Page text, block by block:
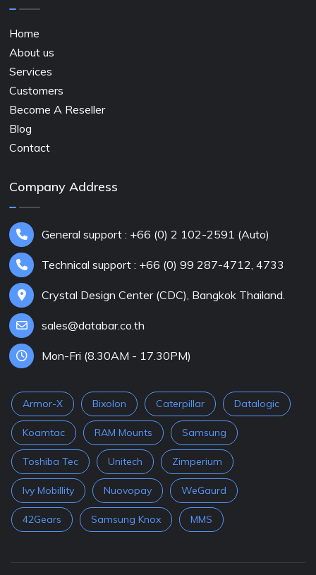
Home
About us
Services
Customers
Become A Reseller
Blog
Contact
Company Address
General support : +66 (0) 2 102-2591 (Auto)
Technical support : +66 (0) 99 287-4712, 4733
Crystal Design Center (CDC), Bangkok Thailand.
sales@databar.co.th
Mon-Fri (8.30AM - 17.30PM)
Armor-X Bixolon Caterpillar Datalogic
Koamtac RAM Mounts Samsung
Toshiba Tec Unitech Zimperium
Ivy Mobillity Nuovopay WeGaurd
42Gears Samsung Knox MMS